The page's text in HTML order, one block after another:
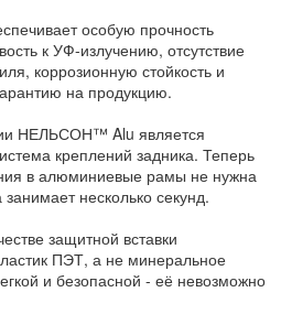
особую прочность
к УФ-излучению, отсутствие
коррозионную стойкость и
на продукцию.
НЕЛЬСОН™ Alu является
креплений задника. Теперь
в алюминиевые рамы не нужна
несколько секунд.
защитной вставки
ПЭТ, а не минеральное
и безопасной - её невозможно